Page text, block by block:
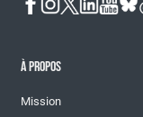
À PROPOS
Mission